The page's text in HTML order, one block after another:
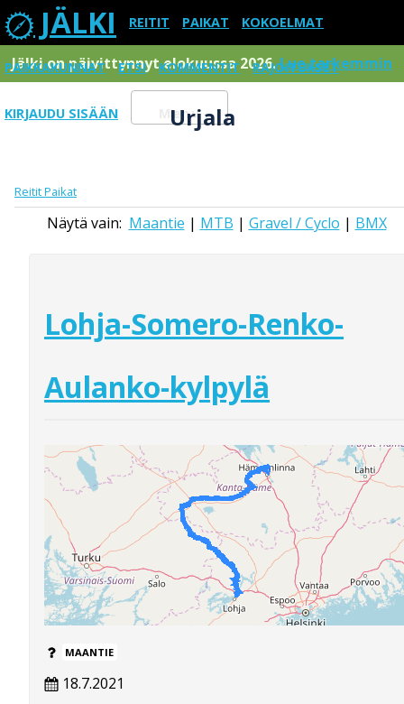
JÄLKI REITIT PAIKAT KOKOELMAT
PAIKKAKUNNAT ETSI KOMMENTIT RAJOITUKSET
KIRJAUDU SISÄÄN Menu
Jälki on päivittynnyt elokuussa 2026.Lue tarkemmin
Urjala
ReititPaikat
Näytä vain: Maantie | MTB | Gravel / Cyclo | BMX
Lohja-Somero-Renko-
Aulanko-kylpylä
MAANTIE
18.7.2021